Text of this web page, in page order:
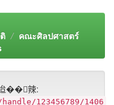
คณะศิลปศาสตร์
��辣:
123456789/1406